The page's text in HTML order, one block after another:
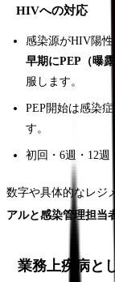
HIVへの対応
感染源がHIV陽性
早期にPEP（曝
服します。
PEP開始は感染
す。
初回・6週・12週
数字や具体的なレジ
アルと感染管理担当
業務上疾病と